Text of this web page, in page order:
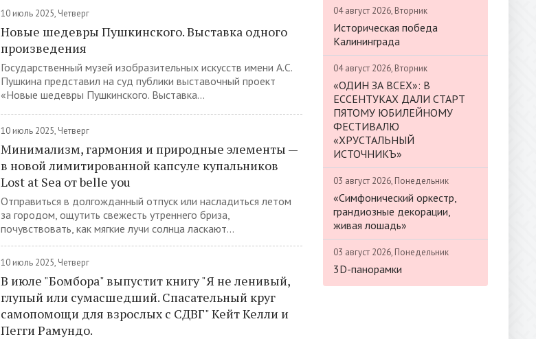
10 июль 2025, Четверг
Новые шедевры Пушкинского. Выставка одного
произведения
Государственный музей изобразительных искусств имени А.С.
Пушкина представил на суд публики выставочный проект
«Новые шедевры Пушкинского. Выставка...
10 июль 2025, Четверг
Минимализм, гармония и природные элементы —
в новой лимитированной капсуле купальников
Lost at Sea от belle you
Отправиться в долгожданный отпуск или насладиться летом
за городом, ощутить свежесть утреннего бриза,
почувствовать, как мягкие лучи солнца ласкают...
10 июль 2025, Четверг
В июле "Бомбора" выпустит книгу "Я не ленивый,
глупый или сумасшедший. Спасательный круг
самопомощи для взрослых с СДВГ" Кейт Келли и
Пегги Рамундо.
04 август 2026, Вторник
Историческая победа
Калининграда
04 август 2026, Вторник
«ОДИН ЗА ВСЕХ»: В
ЕССЕНТУКАХ ДАЛИ СТАРТ
ПЯТОМУ ЮБИЛЕЙНОМУ
ФЕСТИВАЛЮ
«ХРУСТАЛЬНЫЙ
ИСТОЧНИКЪ»
03 август 2026, Понедельник
«Симфонический оркестр,
грандиозные декорации,
живая лошадь»
03 август 2026, Понедельник
3D-панорамки